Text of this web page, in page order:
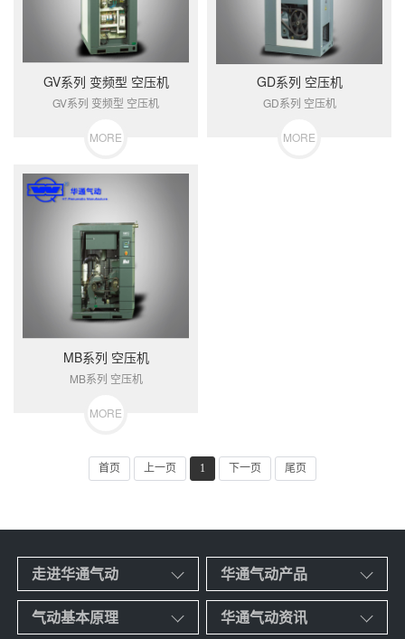
GV系列 变频型 空压机
GV系列 变频型 空压机
MORE
GD系列 空压机
GD系列 空压机
MORE
MB系列 空压机
MB系列 空压机
MORE
首页 上一页 1 下一页 尾页
走进华通气动 华通气动产品
气动基本原理 华通气动资讯